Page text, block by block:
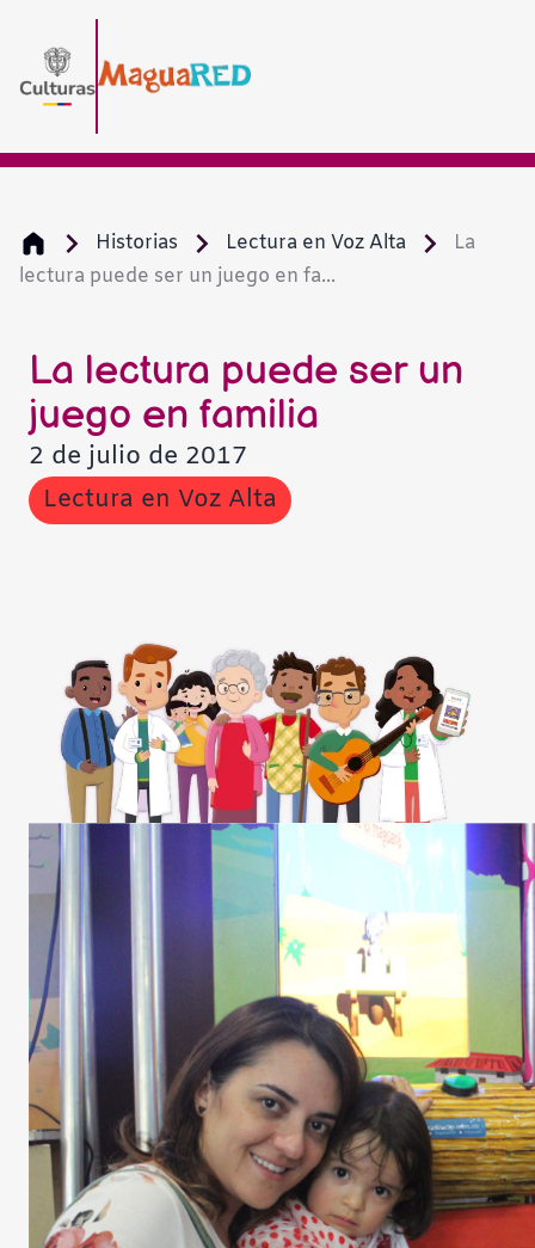
Historias Lectura en Voz Alta
La
lectura puede ser un juego en fa...
La lectura puede ser un
juego en familia
2 de julio de 2017
Lectura en Voz Alta